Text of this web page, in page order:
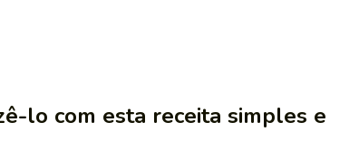
lo com esta receita simples e